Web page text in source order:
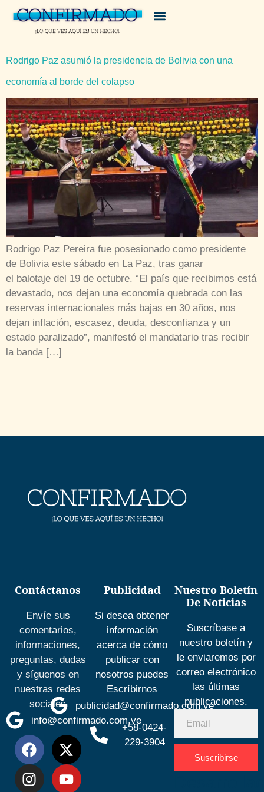
Rodrigo Paz asumió la presidencia de Bolivia con una
economía al borde del colapso
Rodrigo Paz Pereira fue posesionado como presidente
de Bolivia este sábado en La Paz, tras ganar
el balotaje del 19 de octubre. “El país que recibimos está
devastado, nos dejan una economía quebrada con las
reservas internacionales más bajas en 30 años, nos
dejan inflación, escasez, deuda, desconfianza y un
estado paralizado”, manifestó el mandatario tras recibir
la banda […]
Contáctanos
Envíe sus
comentarios,
informaciones,
preguntas, dudas
y síguenos en
nuestras redes
sociales
info@confirmado.com.ve
Publicidad
Si desea obtener
información
acerca de cómo
publicar con
nosotros puedes
Escríbirnos
publicidad@confirmado.com.ve
+58-0424-
229-3904
Nuestro Boletín
De Noticias
Suscríbase a
nuestro boletín y
le enviaremos por
correo electrónico
las últimas
publicaciones.
Suscribirse